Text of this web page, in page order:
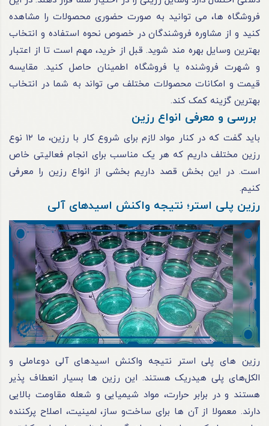
فروشگاه‌ ها، می‌ توانید به‌ صورت حضوری محصولات را مشاهده
کنید و از مشاوره فروشندگان در خصوص نحوه استفاده و انتخاب
بهترین وسایل بهره‌ مند شوید. قبل از خرید، مهم است تا از اعتبار
و شهرت فروشنده یا فروشگاه اطمینان حاصل کنید. مقایسه
قیمت و امکانات محصولات مختلف می‌ تواند به شما در انتخاب
بهترین گزینه کمک کند.
بررسی و معرفی انواع رزین
باید گفت که در کنار مواد لازم برای شروع کار با رزین، ما ۱۲ نوع
رزین مختلف داریم که هر یک مناسب برای انجام فعالیتی خاص
است. در این بخش قصد داریم بخشی از انواع رزین را معرفی
کنیم.
رزین پلی استر؛ نتیجه واکنش اسیدهای آلی
رزین‌ های پلی استر نتیجه واکنش اسیدهای آلی دوعاملی و
الکل‌های پلی‌ هیدریک هستند. این رزین‌ ها بسیار انعطاف‌ پذیر
هستند و در برابر حرارت، مواد شیمیایی و شعله مقاومت بالایی
دارند. معمولا از آن ها برای ساخت‌و ساز، لمینیت، اصلاح پرکننده‌